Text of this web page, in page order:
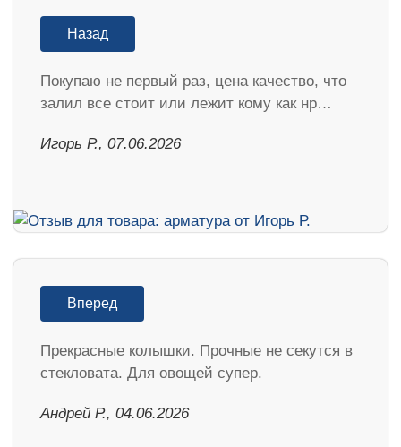
Назад
Покупаю не первый раз, цена качество, что
залил все стоит или лежит кому как нр…
Игорь Р., 07.06.2026
Вперед
Прекрасные колышки. Прочные не секутся в
стекловата. Для овощей супер.
Андрей Р., 04.06.2026